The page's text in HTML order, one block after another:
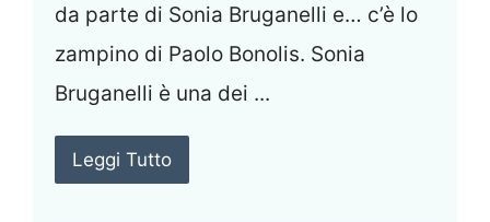
da parte di Sonia Bruganelli e… c’è lo
zampino di Paolo Bonolis. Sonia
Bruganelli è una dei ...
Leggi Tutto